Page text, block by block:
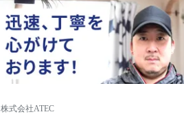
株式会社ATEC